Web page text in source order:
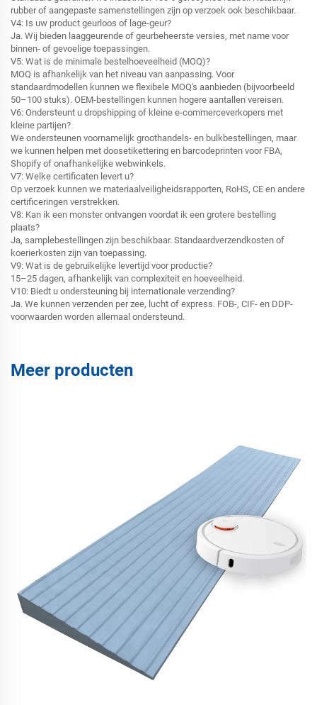
rubber of aangepaste samenstellingen zijn op verzoek ook beschikbaar.
V4: Is uw product geurloos of lage-geur?
Ja. Wij bieden laaggeurende of geurbeheerste versies, met name voor
binnen- of gevoelige toepassingen.
V5: Wat is de minimale bestelhoeveelheid (MOQ)?
MOQ is afhankelijk van het niveau van aanpassing. Voor
standaardmodellen kunnen we flexibele MOQ's aanbieden (bijvoorbeeld
50–100 stuks). OEM-bestellingen kunnen hogere aantallen vereisen.
V6: Ondersteunt u dropshipping of kleine e-commerceverkopers met
kleine partijen?
We ondersteunen voornamelijk groothandels- en bulkbestellingen, maar
we kunnen helpen met doosetikettering en barcodeprinten voor FBA,
Shopify of onafhankelijke webwinkels.
V7: Welke certificaten levert u?
Op verzoek kunnen we materiaalveiligheidsrapporten, RoHS, CE en andere
certificeringen verstrekken.
V8: Kan ik een monster ontvangen voordat ik een grotere bestelling
plaats?
Ja, samplebestellingen zijn beschikbaar. Standaardverzendkosten of
koerierkosten zijn van toepassing.
V9: Wat is de gebruikelijke levertijd voor productie?
15–25 dagen, afhankelijk van complexiteit en hoeveelheid.
V10: Biedt u ondersteuning bij internationale verzending?
Ja. We kunnen verzenden per zee, lucht of express. FOB-, CIF- en DDP-
voorwaarden worden allemaal ondersteund.
Meer producten